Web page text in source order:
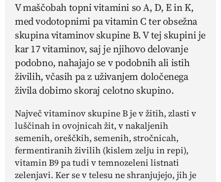
V maščobah topni vitamini so A, D, E in K,
med vodotopnimi pa vitamin C ter obsežna
skupina vitaminov skupine B. V tej skupini je
kar 17 vitaminov, saj je njihovo delovanje
podobno, nahajajo se v podobnih ali istih
živilih, včasih pa z uživanjem določenega
živila dobimo skoraj celotno skupino.
Največ vitaminov skupine B je v žitih, zlasti v
luščinah in ovojnicah žit, v nakaljenih
semenih, oreščkih, semenih, stročnicah,
fermentiranih živilih (kislem zelju in repi),
vitamin B9 pa tudi v temnozeleni listnati
zelenjavi. Ker se v telesu ne shranjujejo, jih je